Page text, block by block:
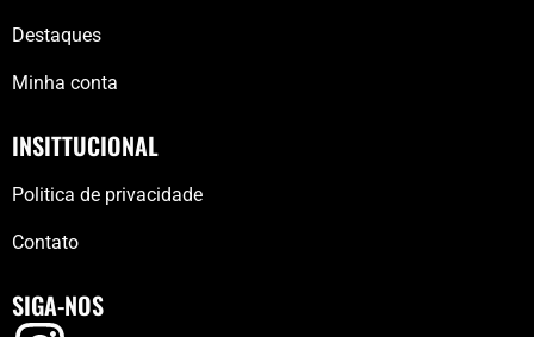
Destaques
Minha conta
INSITTUCIONAL
Politica de privacidade
Contato
SIGA-NOS